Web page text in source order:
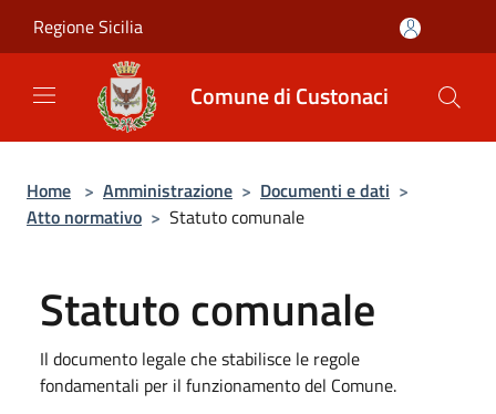
Regione Sicilia
Comune di Custonaci
Home > Amministrazione > Documenti e dati >
Atto normativo > Statuto comunale
Statuto comunale
Il documento legale che stabilisce le regole
fondamentali per il funzionamento del Comune.